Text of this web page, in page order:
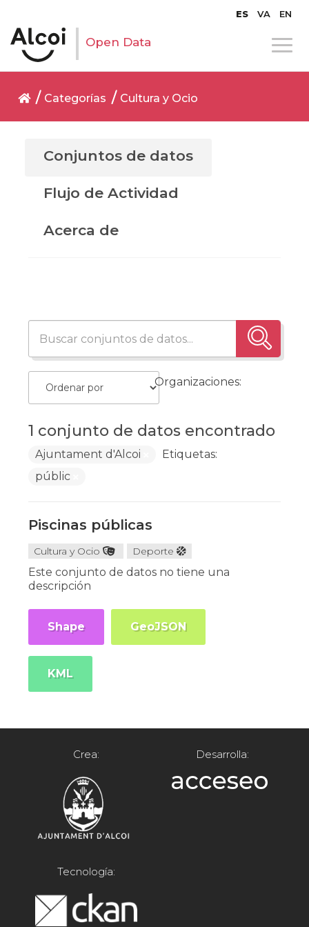
ES VA EN
Open Data
Categorías Cultura y Ocio
Conjuntos de datos
Flujo de Actividad
Acerca de
1 conjunto de datos encontrado
Organizaciones:
Ajuntament d'Alcoi
Etiquetas:
públic
Piscinas públicas
Cultura y Ocio Deporte
Este conjunto de datos no tiene una
descripción
Shape GeoJSON
KML
Crea: Desarrolla:
Tecnología: